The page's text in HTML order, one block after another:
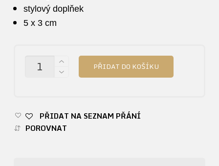
stylový doplňek
5 x 3 cm
MNOŽSTVÍ PŘIDAT DO KOŠÍKU
PŘIDAT NA SEZNAM PŘÁNÍ
POROVNAT